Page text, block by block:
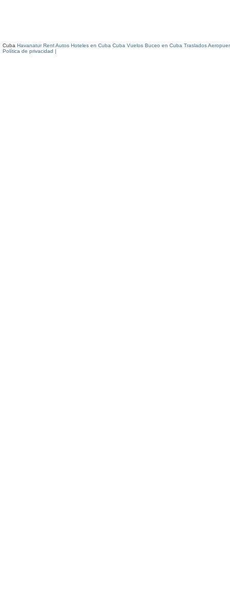
Cuba Havanatur Rent Autos Hoteles en Cuba Cuba Vuelos Buceo en Cuba Traslados
Política de privacidad |